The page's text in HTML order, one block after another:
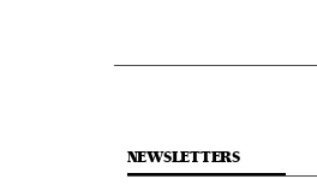
NEWSLETTERS